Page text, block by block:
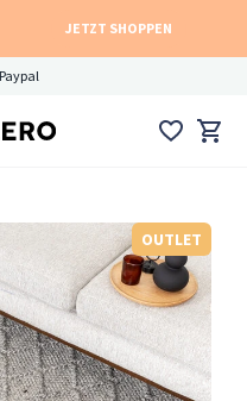
JETZT SHOPPEN
OUTLET